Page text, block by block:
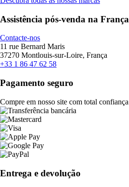
Assistência pós-venda na França
Contacte-nos
11 rue Bernard Maris
37270 Montlouis-sur-Loire, França
+33 1 86 47 62 58
Pagamento seguro
Compre em nosso site com total confiança
Entrega e devolução